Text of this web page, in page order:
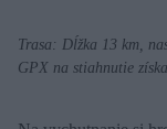
Trasa: Dĺžka 13 km,
GPX na stiahnutie